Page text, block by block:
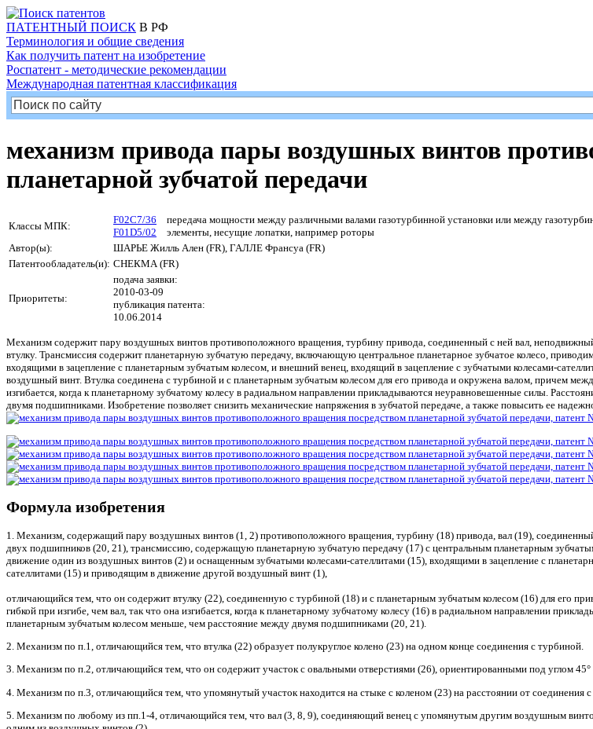
ПАТЕНТНЫЙ ПОИСК В РФ
Терминология и общие сведения
Как получить патент на изобретение
Роспатент - методические рекомендации
Международная патентная классификация
механизм привода пары воздушных винтов
планетарной зубчатой передачи
Классы МПК:
F02C7/36 передача мощности между различными валами газотурбинной установки или между
F01D5/02 элементы, несущие лопатки, например роторы
Автор(ы):
ШАРЬЕ Жилль Ален (FR) ГАЛЛЕ Франсуа (FR)
Патентообладатель(и): СНЕКМА (FR)
Приоритеты:
подача заявки:
2010-03-09
публикация патента:
10.06.2014
Механизм содержит пару воздушных винтов противоположного вращения, турбину привода, соединенный с ней вал,
втулку. Трансмиссия содержит планетарную зубчатую передачу, включающую центральное планетарное зубчатое колесо,
входящими в зацепление с планетарным зубчатым колесом, и внешний венец, входящий в зацепление с зубчатыми колесами-
воздушный винт. Втулка соединена с турбиной и с планетарным зубчатым колесом для его привода и окружена валом, причем
изгибается, когда к планетарному зубчатому колесу в радиальном направлении прикладываются неуравновешенные силы.
двумя подшипниками. Изобретение позволяет снизить механические напряжения в зубчатой передаче, а также повысить ее
Формула изобретения
1. Механизм, содержащий пару воздушных винтов (1, 2) противоположного вращения, турбину (18) привода, вал (19),
двух подшипников (20, 21), трансмиссию, содержащую планетарную зубчатую передачу (17) с центральным планетарным
движение один из воздушных винтов (2) и оснащенным зубчатыми колесами-сателлитами (15), входящими в зацепление с
сателлитами (15) и приводящим в движение другой воздушный винт (1),
отличающийся тем, что он содержит втулку (22), соединенную с турбиной (18) и с планетарным зубчатым колесом (16) для его
гибкой при изгибе, чем вал, так что она изгибается, когда к планетарному зубчатому колесу (16) в радиальном направлении
планетарным зубчатым колесом меньше, чем расстояние между двумя подшипниками (20, 21).
2. Механизм по п.1, отличающийся тем, что втулка (22) образует полукруглое колено (23) на одном конце соединения с турбиной.
3. Механизм по п.2, отличающийся тем, что он содержит участок с овальными отверстиями (26), ориентированными под углом 45°
4. Механизм по п.3, отличающийся тем, что упомянутый участок находится на стыке с коленом (23) на расстоянии от соединения
5. Механизм по любому из пп.1-4, отличающийся тем, что вал (3, 8, 9), соединяющий венец с упомянутым другим воздушным